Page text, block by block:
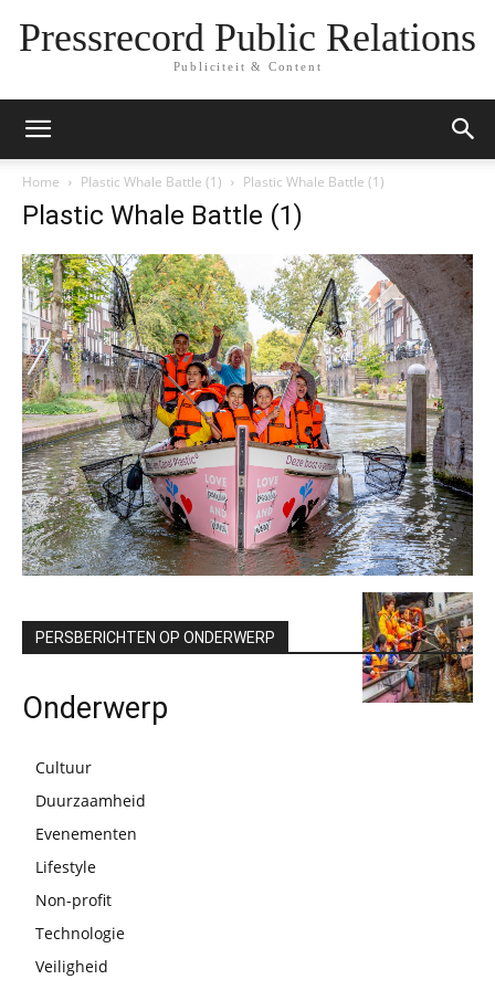
Pressrecord Public Relations
Publiciteit & Content
Home Plastic Whale Battle (1) Plastic Whale Battle (1)
Plastic Whale Battle (1)
PERSBERICHTEN OP ONDERWERP
Onderwerp
Cultuur
Duurzaamheid
Evenementen
Lifestyle
Non-profit
Technologie
Veiligheid